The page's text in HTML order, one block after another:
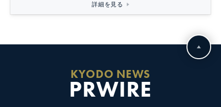
詳細を見る
KYODO NEWS
PRWIRE